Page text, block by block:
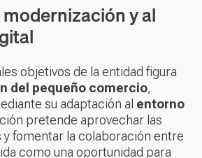
y al
objetivos de la entidad figura
del pequeño comercio,
su adaptación al entorno
pretende aprovechar las
y fomentar la colaboración entre
como una oportunidad para